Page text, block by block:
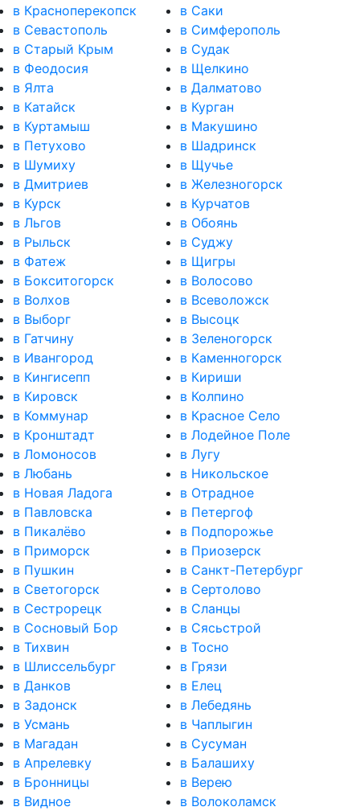
в Красноперекопск
в Саки
в Севастополь
в Симферополь
в Старый Крым
в Судак
в Феодосия
в Щелкино
в Ялта
в Далматово
в Катайск
в Курган
в Куртамыш
в Макушино
в Петухово
в Шадринск
в Шумиху
в Щучье
в Дмитриев
в Железногорск
в Курск
в Курчатов
в Льгов
в Обоянь
в Рыльск
в Суджу
в Фатеж
в Щигры
в Бокситогорск
в Волосово
в Волхов
в Всеволожск
в Выборг
в Высоцк
в Гатчину
в Зеленогорск
в Ивангород
в Каменногорск
в Кингисепп
в Кириши
в Кировск
в Колпино
в Коммунар
в Красное Село
в Кронштадт
в Лодейное Поле
в Ломоносов
в Лугу
в Любань
в Никольское
в Новая Ладога
в Отрадное
в Павловска
в Петергоф
в Пикалёво
в Подпорожье
в Приморск
в Приозерск
в Пушкин
в Санкт-Петербург
в Светогорск
в Сертолово
в Сестрорецк
в Сланцы
в Сосновый Бор
в Сясьстрой
в Тихвин
в Тосно
в Шлиссельбург
в Грязи
в Данков
в Елец
в Задонск
в Лебедянь
в Усмань
в Чаплыгин
в Магадан
в Сусуман
в Апрелевку
в Балашиху
в Бронницы
в Верею
в Видное
в Волоколамск